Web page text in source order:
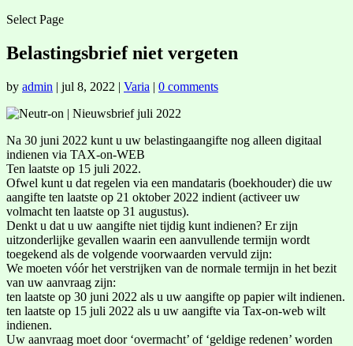
Select Page
Belastingsbrief niet vergeten
by admin | jul 8, 2022 | Varia | 0 comments
Na 30 juni 2022 kunt u uw belastingaangifte nog alleen digitaal
indienen via TAX-on-WEB
Ten laatste op 15 juli 2022.
Ofwel kunt u dat regelen via een mandataris (boekhouder) die uw
aangifte ten laatste op 21 oktober 2022 indient (activeer uw
volmacht ten laatste op 31 augustus).
Denkt u dat u uw aangifte niet tijdig kunt indienen? Er zijn
uitzonderlijke gevallen waarin een aanvullende termijn wordt
toegekend als de volgende voorwaarden vervuld zijn:
We moeten vóór het verstrijken van de normale termijn in het bezit
van uw aanvraag zijn:
ten laatste op 30 juni 2022 als u uw aangifte op papier wilt indienen.
ten laatste op 15 juli 2022 als u uw aangifte via Tax-on-web wilt
indienen.
Uw aanvraag moet door ‘overmacht’ of ‘geldige redenen’ worden